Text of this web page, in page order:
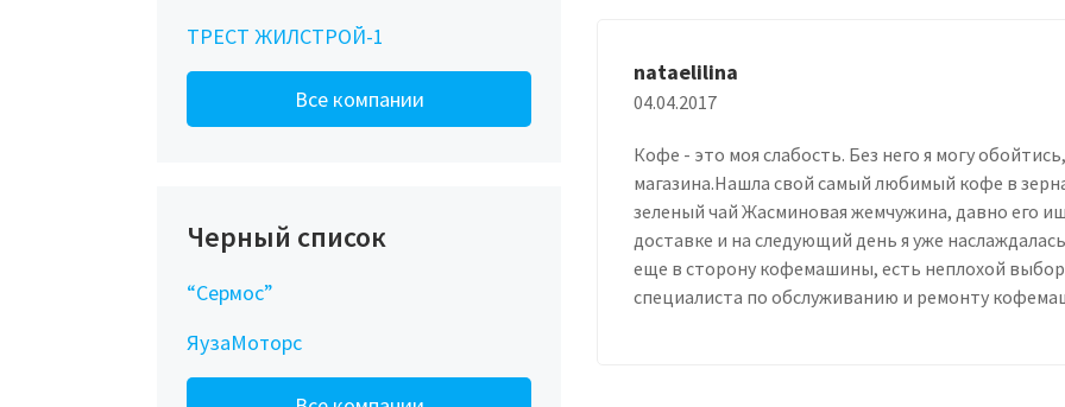
nataelilina
04.04.2017
Кофе - это моя слабость. Без него я могу
магазина.Нашла свой самый любимый кофе в
зеленый чай Жасминовая жемчужина, давно его
доставке и на следующий день я уже
еще в сторону кофемашины, есть неплохой
специалиста по обслуживанию и ремонту
ТРЕСТ ЖИЛСТРОЙ-1
Все компании
Черный список
“Сермос”
ЯузаМоторс